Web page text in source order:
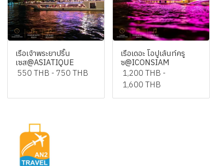
เรือเจ้าพระยาปริ๊น
เซส@ASIATIQUE
550 THB - 750 THB
เรือเดอะ โอปูเล้นท์ครู
ซ@ICONSIAM
1,200 THB -
1,600 THB